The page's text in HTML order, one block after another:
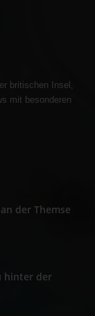
britischen Insel,
mit besonderen
der Themse
hinter der